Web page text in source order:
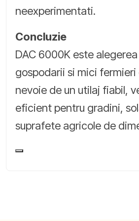
neexperimentati.
Concluzie
DAC 6000K este
gospodarii si mici fermieri
nevoie de un utilaj fiabil,
eficient pentru gradini,
suprafete agricole de